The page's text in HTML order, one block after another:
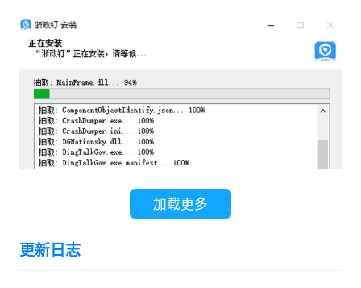
完事
支持单聊和群聊，消息必达，实现沟通在线。
5、 安全——等保合规、安可兼容、实战攻防
提供云到端的全链路安全，数据安全，运营体
系安全，实现安全、可靠办公。
加载更多
更新日志